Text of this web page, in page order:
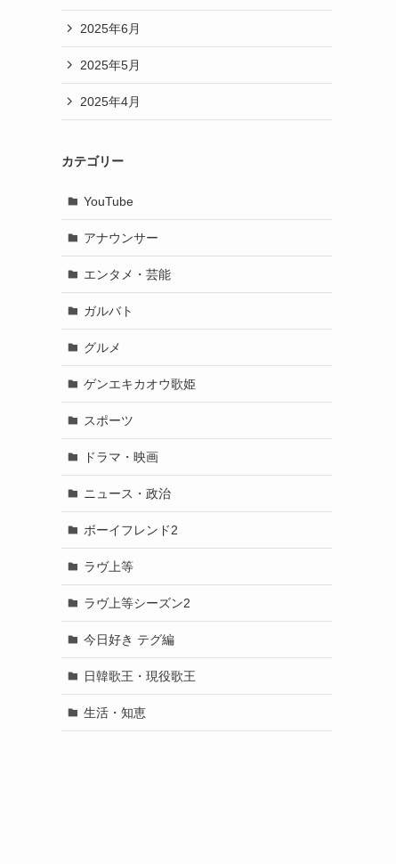
2025年6月
2025年5月
2025年4月
カテゴリー
YouTube
アナウンサー
エンタメ・芸能
ガルバト
グルメ
ゲンエキカオウ歌姫
スポーツ
ドラマ・映画
ニュース・政治
ボーイフレンド2
ラヴ上等
ラヴ上等シーズン2
今日好き テグ編
日韓歌王・現役歌王
生活・知恵